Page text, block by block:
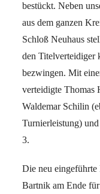
bestückt. Neben
aus dem ganzen
Schloß Neuhaus
den Titelverteidiger
bezwingen. Mit
verteidigte Thomas
Waldemar Schilin
Turnierleistung)
3.
Die neu
Bartnik am Ende